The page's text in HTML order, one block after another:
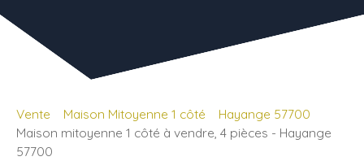
Vente Maison Mitoyenne 1 côté
Hayange 57700
Maison mitoyenne 1 côté à vendre, 4 pièces - Hayange
57700